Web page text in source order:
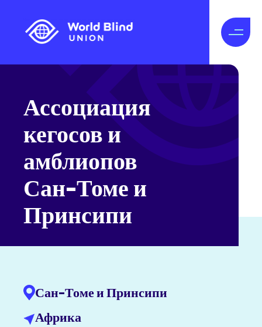
Ассоциация
кегосов и
амблиопов
Сан-Томе и
Принсипи
Сан-Томе и Принсипи
Африка